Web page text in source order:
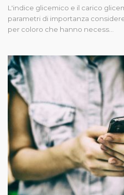
L'indice glicemico e il carico
parametri di importanza
per coloro che hanno necess…